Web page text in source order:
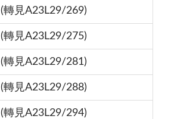
(轉見A23L29/269)
(轉見A23L29/275)
(轉見A23L29/281)
(轉見A23L29/288)
(轉見A23L29/294)